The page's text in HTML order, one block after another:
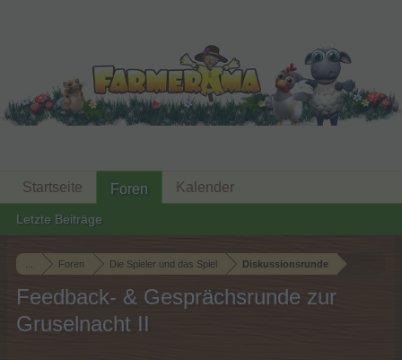
Foren Die Spieler und das Spiel Diskussionsrunde
Feedback- & Gesprächsrunde zur
Gruselnacht II
Startseite Foren
Letzte Beiträge
Kalender